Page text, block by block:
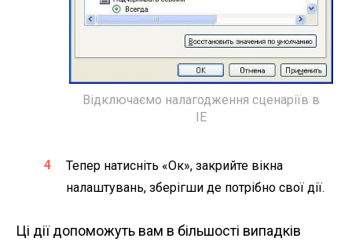
Відключаємо налагодження сценаріїв в
IE
Тепер натисніть «Ок», закрийте вікна
налаштувань, зберігши де потрібно свої дії.
Ці дії допоможуть вам в більшості випадків